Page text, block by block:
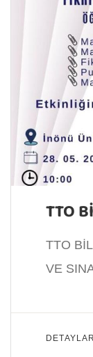
TTO
TTO
VE
DETAYLAR